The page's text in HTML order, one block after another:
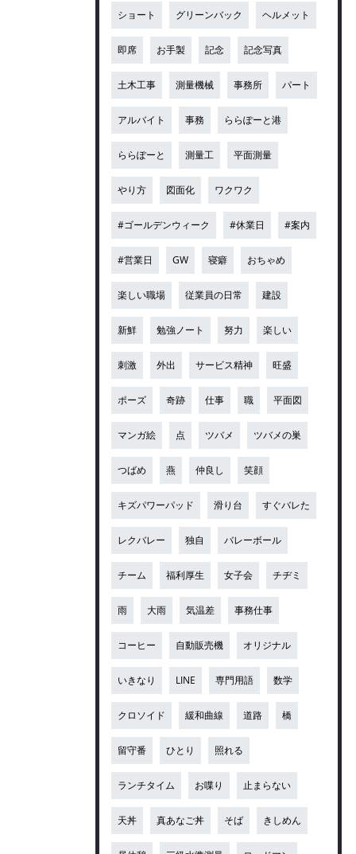
ショート グリーンバック ヘルメット
即席 お手製 記念 記念写真
土木工事 測量機械 事務所 パート
アルバイト 事務 ららぽーと港
ららぽーと 測量工 平面測量
やり方 図面化 ワクワク
#ゴールデンウィーク #休業日 #案内
#営業日 GW 寝癖 おちゃめ
楽しい職場 従業員の日常 建設
新鮮 勉強ノート 努力 楽しい
刺激 外出 サービス精神 旺盛
ポーズ 奇跡 仕事 職 平面図
マンガ絵 点 ツバメ ツバメの巣
つばめ 燕 仲良し 笑顔
キズパワーパッド 滑り台 すぐバレた
レクバレー 独自 バレーボール
チーム 福利厚生 女子会 チヂミ
雨 大雨 気温差 事務仕事
コーヒー 自動販売機 オリジナル
いきなり LINE 専門用語 数学
クロソイド 緩和曲線 道路 橋
留守番 ひとり 照れる
ランチタイム お喋り 止まらない
天丼 真あなご丼 そば きしめん